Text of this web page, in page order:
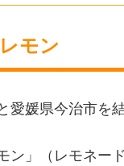
モン
愛媛県今治市を
ン」（レモネー